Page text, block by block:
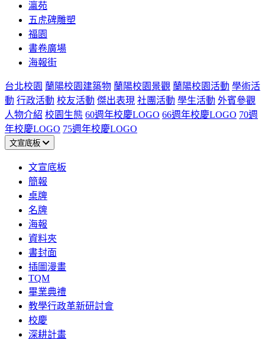
瀛苑
五虎碑雕塑
福園
書卷廣場
海報街
台北校園 蘭陽校園建築物 蘭陽校園景觀 蘭陽校園活動 學術活
動 行政活動 校友活動 傑出表現 社團活動 學生活動 外賓參觀
人物介紹 校園生態 60週年校慶LOGO 66週年校慶LOGO 70週
年校慶LOGO 75週年校慶LOGO
文宣底板
文宣底板
簡報
桌牌
名牌
海報
資料夾
書封面
插圖漫畫
TQM
畢業典禮
教學行政革新研討會
校慶
深耕計畫